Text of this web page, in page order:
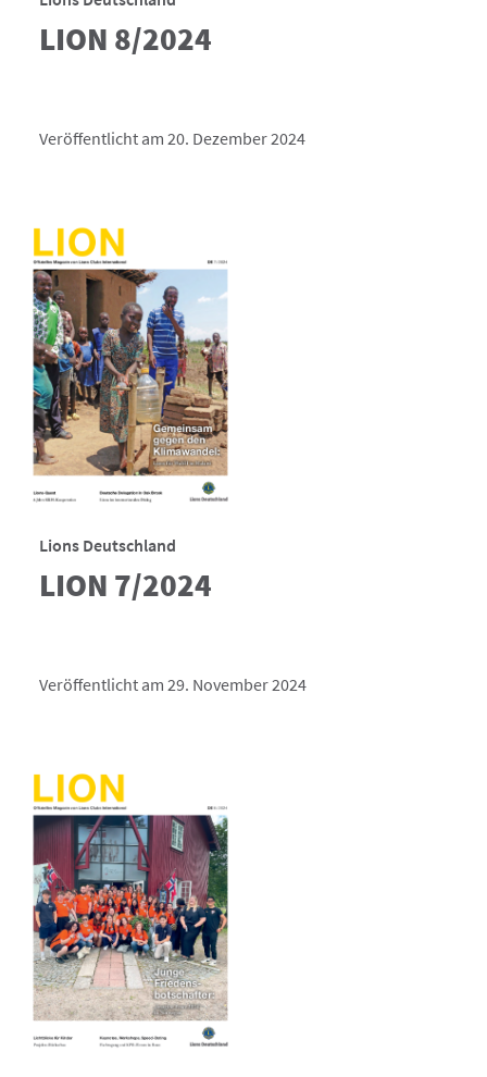
LION 8/2024
Veröffentlicht am 20. Dezember 2024
Lions Deutschland
LION 7/2024
Veröffentlicht am 29. November 2024